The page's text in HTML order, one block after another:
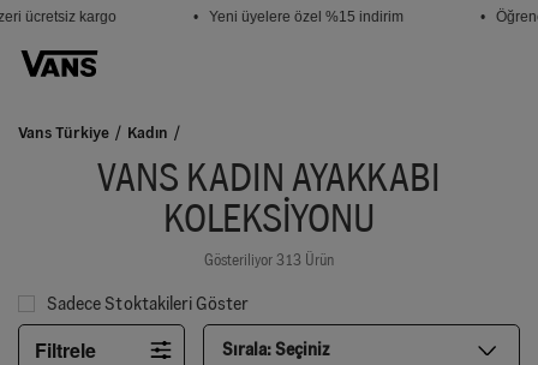
ücretsiz kargo • Yeni üyelere özel %15 indirim •
Vans Türkiye Kadın
VANS KADIN AYAKKABI
KOLEKSIYONU
Gösteriliyor 313 Ürün
Sadece Stoktakileri Göster
Filtrele Sırala:Seçiniz